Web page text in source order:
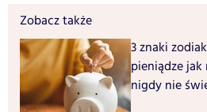
Zobacz także
3 znaki
pieniądze
nigdy nie